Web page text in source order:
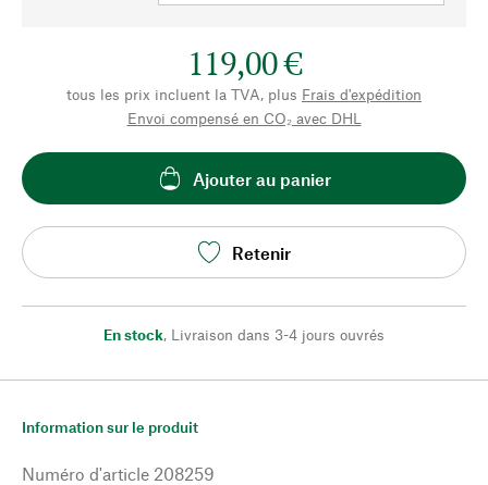
119,00 €
tous les prix incluent la TVA, plus Frais d'expédition
Envoi compensé en CO₂ avec DHL
Ajouter au panier
Retenir
En stock, Livraison dans 3-4 jours ouvrés
Information sur le produit
Numéro d'article 208259